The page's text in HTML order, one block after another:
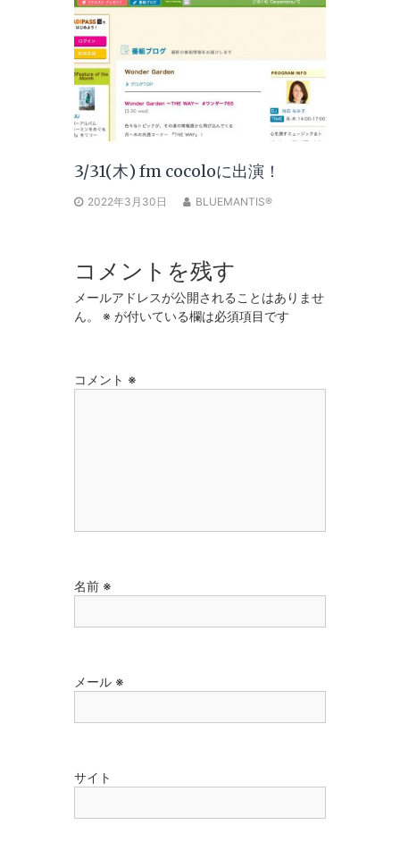
3/31(木) fm cocoloに出演！
2022年3月30日 BLUEMANTIS®
コメントを残す
メールアドレスが公開されることはありませ
ん。
※ が付いている欄は必須項目です
コメント ※
名前 ※
メール ※
サイト